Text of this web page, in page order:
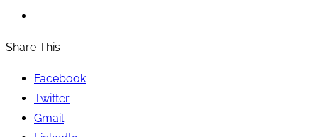
Share This
Facebook
Twitter
Gmail